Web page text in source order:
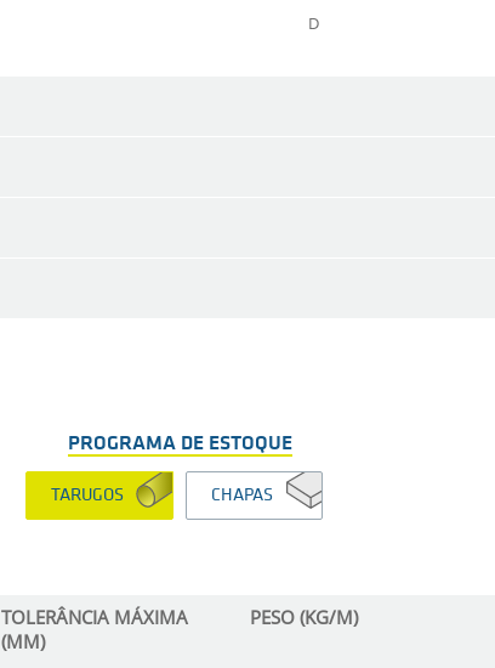
D
PROGRAMA DE ESTOQUE
TARUGOS CHAPAS
TOLERÂNCIA MÁXIMA
(MM)
PESO (KG/M)